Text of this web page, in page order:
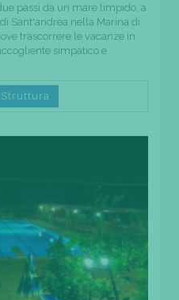
passi da un mare limpido, a
Sant'andrea nella Marina di
trascorrere le vacanze in
simpatico e